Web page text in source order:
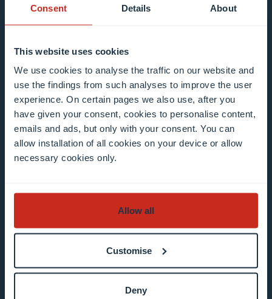
Consent Details About
This website uses cookies
We use cookies to analyse the traffic on our website and
use the findings from such analyses to improve the user
experience. On certain pages we also use, after you
have given your consent, cookies to personalise content,
emails and ads, but only with your consent. You can
allow installation of all cookies on your device or allow
necessary cookies only.
Allow all
Customise
Deny
Mailing list 0 items selected
Introduisez votre adresse e-mail
Exemple : contact@uni.lu
inscription aux bulletins d’information de
l’Université. J’ai compris que je peux me
Mettre à jour mon profil » contenu dans l’e-mail
En savoir plus sur le traitement des données.